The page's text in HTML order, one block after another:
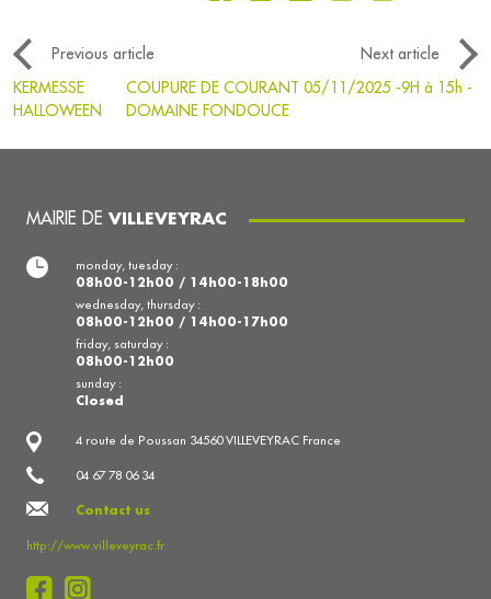
Previous article
Next article
KERMESSE
HALLOWEEN
COUPURE DE COURANT 05/11/2025 -9H à 15h -
DOMAINE FONDOUCE
MAIRIE DE VILLEVEYRAC
4 route de Poussan 34560 VILLEVEYRAC France
04 67 78 06 34
Contact us
http://www.villeveyrac.fr
monday, tuesday :
08h00-12h00 / 14h00-18h00
wednesday, thursday :
08h00-12h00 / 14h00-17h00
friday, saturday :
08h00-12h00
sunday :
Closed